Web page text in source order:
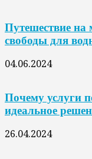
Путешествие на
свободы для
04.06.2024
Почему услуги
идеальное
26.04.2024